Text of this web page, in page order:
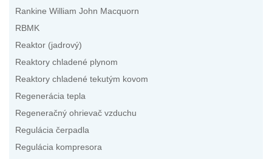
Rankine William John Macquorn
RBMK
Reaktor (jadrový)
Reaktory chladené plynom
Reaktory chladené tekutým kovom
Regenerácia tepla
Regeneračný ohrievač vzduchu
Regulácia čerpadla
Regulácia kompresora